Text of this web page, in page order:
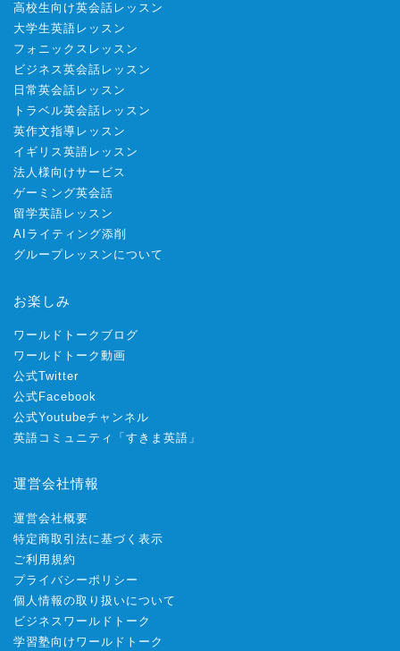
高校生向け英会話レッスン
大学生英語レッスン
フォニックスレッスン
ビジネス英会話レッスン
日常英会話レッスン
トラベル英会話レッスン
英作文指導レッスン
イギリス英語レッスン
法人様向けサービス
ゲーミング英会話
留学英語レッスン
AIライティング添削
グループレッスンについて
お楽しみ
ワールドトークブログ
ワールドトーク動画
公式Twitter
公式Facebook
公式Youtubeチャンネル
英語コミュニティ「すきま英語」
運営会社情報
運営会社概要
特定商取引法に基づく表示
ご利用規約
プライバシーポリシー
個人情報の取り扱いについて
ビジネスワールドトーク
学習塾向けワールドトーク